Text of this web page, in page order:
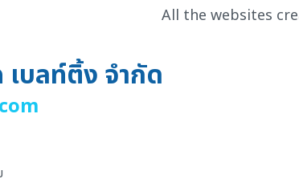
All the websites
บลท์ติ้ง จำกัด